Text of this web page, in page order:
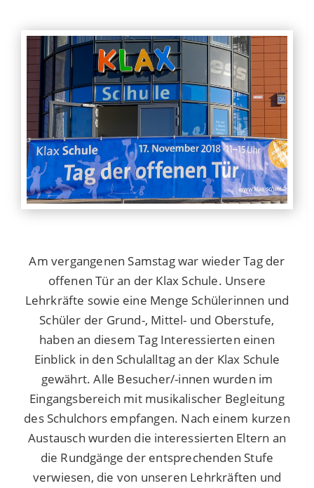
Am vergangenen Samstag war wieder Tag der
offenen Tür an der Klax Schule. Unsere
Lehrkräfte sowie eine Menge Schülerinnen und
Schüler der Grund-, Mittel- und Oberstufe,
haben an diesem Tag Interessierten einen
Einblick in den Schulalltag an der Klax Schule
gewährt. Alle Besucher/-innen wurden im
Eingangsbereich mit musikalischer Begleitung
des Schulchors empfangen. Nach einem kurzen
Austausch wurden die interessierten Eltern an
die Rundgänge der entsprechenden Stufe
verwiesen, die von unseren Lehrkräften und